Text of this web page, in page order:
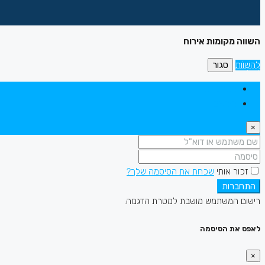
השווה מקומות אירוח
לְהַשְׁווֹת סגור
×
זכור אותי שכחת את הסיסמה שלך?
התחברות
רישום המשתמש מושבת למטרת הדגמה.
לאפס את הסיסמה
×